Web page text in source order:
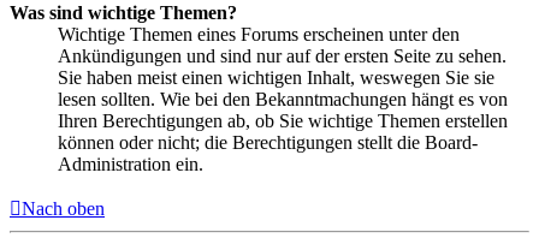
Was sind wichtige Themen?
Wichtige Themen eines Forums erscheinen unter den
Ankündigungen und sind nur auf der ersten Seite zu sehen.
Sie haben meist einen wichtigen Inhalt, weswegen Sie sie
lesen sollten. Wie bei den Bekanntmachungen hängt es von
Ihren Berechtigungen ab, ob Sie wichtige Themen erstellen
können oder nicht; die Berechtigungen stellt die Board-
Administration ein.
Nach oben